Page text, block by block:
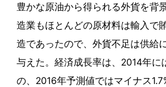
豊かな原油から得られる外貨を背
造業もほとんどの原材料は輸入で
造であったので、外貨不足は供給
与えた。経済成長率は、2014年に
の、2016年予測値ではマイナス